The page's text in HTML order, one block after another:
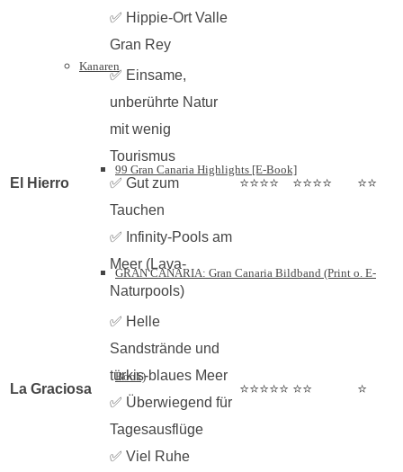
Kanaren
99 Gran Canaria Highlights [E-Book]
GRAN CANARIA: Gran Canaria Bildband (Print o. E-
Book)
✅ Hippie-Ort Valle
Gran Rey
El Hierro
✅ Einsame,
unberührte Natur
mit wenig
Tourismus
✅ Gut zum
Tauchen
✅ Infinity-Pools am
Meer (Lava-
Naturpools)
⭐⭐⭐⭐ ⭐⭐⭐⭐ ⭐⭐
La Graciosa
✅ Helle
Sandstrände und
türkis-blaues Meer
✅ Überwiegend für
Tagesausflüge
✅ Viel Ruhe
⭐⭐⭐⭐⭐ ⭐⭐ ⭐